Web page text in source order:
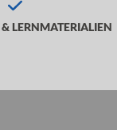
LERNMATERIALIEN